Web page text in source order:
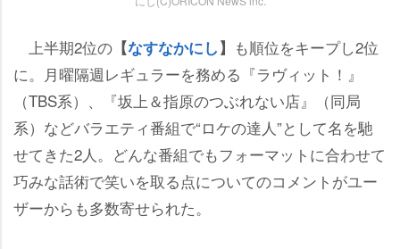
上半期2位の 【なすなかにし】 も順位をキープし2位
に。月曜隔週レギュラーを務める『ラヴィット！』
（TBS系）、『坂上＆指原のつぶれない店』（同局
系）などバラエティ番組で“ロケの達人”として名を馳
せてきた2人。どんな番組でもフォーマットに合わせて
巧みな話術で笑いを取る点についてのコメントがユー
ザーからも多数寄せられた。